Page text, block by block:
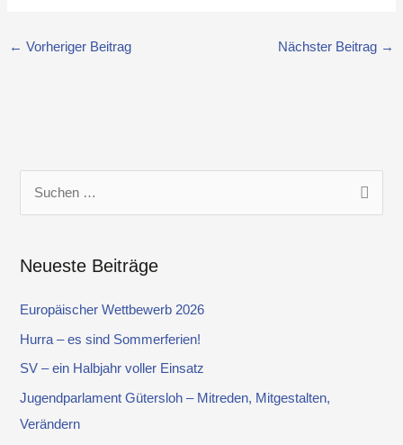
← Vorheriger Beitrag Nächster Beitrag →
h
e
c
h
Neueste Beiträge
Europäischer Wettbewerb 2026
Hurra – es sind Sommerferien!
SV – ein Halbjahr voller Einsatz
Jugendparlament Gütersloh – Mitreden, Mitgestalten,
Verändern